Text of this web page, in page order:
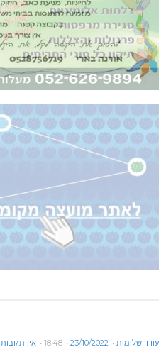
עודד שלומות 23/10/2022
18:48 אין תגובות